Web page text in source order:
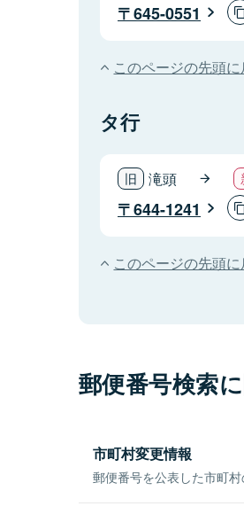
645-0551
このページの先頭に
タ行
滝頭
644-1241
このページの先頭に
郵便番号検索
市町村変更情報
郵便番号を公表した市町